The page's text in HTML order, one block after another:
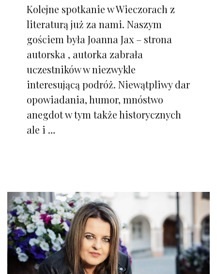
Kolejne spotkanie w Wieczorach z
literaturą już za nami. Naszym
gościem była Joanna Jax – strona
autorska , autorka zabrała
uczestników w niezwykle
interesującą podróż. Niewątpliwy dar
opowiadania, humor, mnóstwo
anegdot w tym także historycznych
ale i …